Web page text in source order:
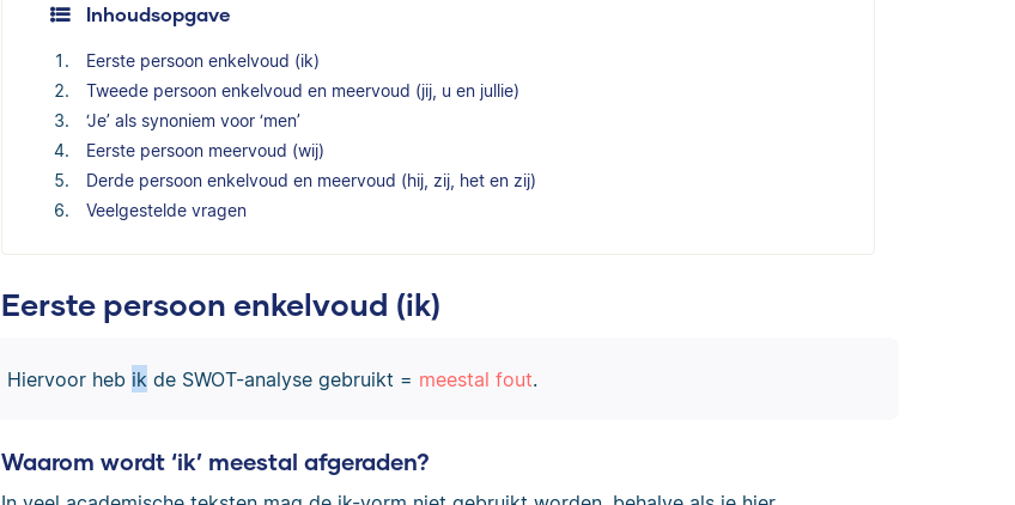
Inhoudsopgave
Eerste persoon enkelvoud (ik)
Tweede persoon enkelvoud en meervoud (jij, u en jullie)
‘Je’ als synoniem voor ‘men’
Eerste persoon meervoud (wij)
Derde persoon enkelvoud en meervoud (hij, zij, het en zij)
Veelgestelde vragen
Eerste persoon enkelvoud (ik)
Hiervoor heb ik de SWOT-analyse gebruikt = meestal fout.
Waarom wordt ‘ik’ meestal afgeraden?